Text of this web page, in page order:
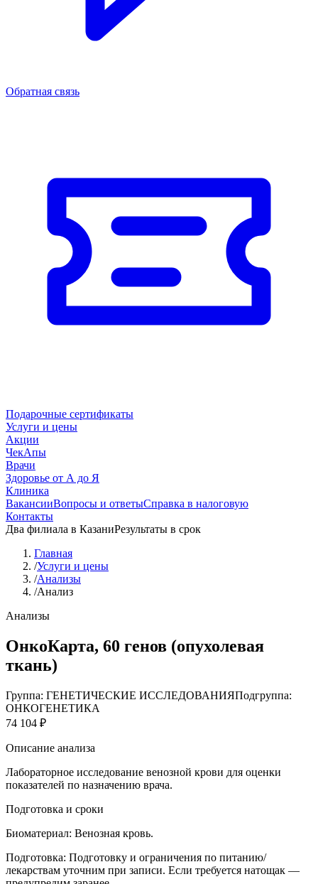
Обратная связь
Подарочные сертификаты
Услуги и цены
Акции
ЧекАпы
Врачи
Здоровье от А до Я
Клиника
ВакансииВопросы и ответыСправка в налоговую
Контакты
Два филиала в КазаниРезультаты в срок
Главная
/Услуги и цены
/Анализы
/Анализ
Анализы
ОнкоКарта, 60 генов (опухолевая
ткань)
Группа: ГЕНЕТИЧЕСКИЕ ИССЛЕДОВАНИЯПодгруппа:
ОНКОГЕНЕТИКА
74 104 ₽
Описание анализа
Лабораторное исследование венозной крови для оценки
показателей по назначению врача.
Подготовка и сроки
Биоматериал: Венозная кровь.
Подготовка: Подготовку и ограничения по питанию/
лекарствам уточним при записи. Если требуется натощак —